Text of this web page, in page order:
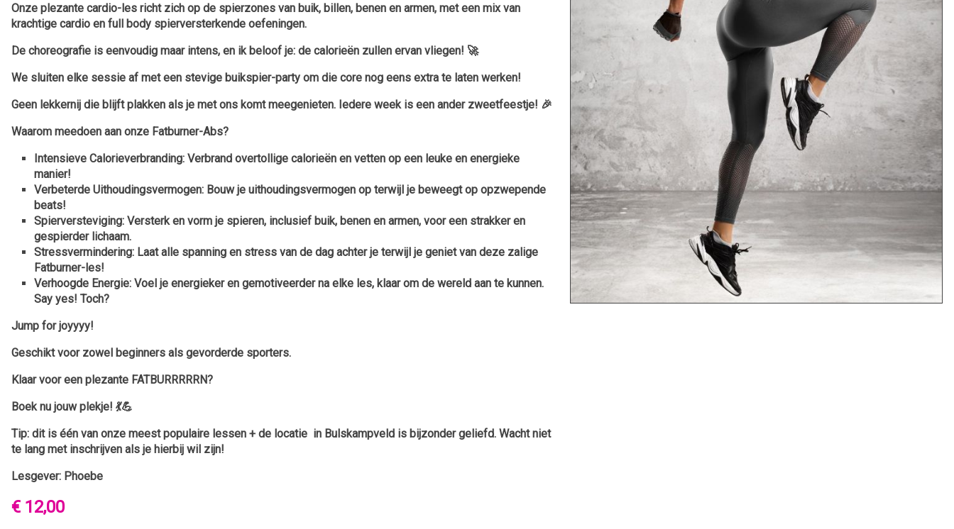
Onze plezante cardio-les richt zich op de spierzones van buik, billen, benen en armen, met een mix van
krachtige cardio en full body spierversterkende oefeningen.
De choreografie is eenvoudig maar intens, en ik beloof je: de calorieën zullen ervan vliegen! 🚀
We sluiten elke sessie af met een stevige buikspier-party om die core nog eens extra te laten werken!
Geen lekkernij die blijft plakken als je met ons komt meegenieten. Iedere week is een ander zweetfeestje! 🎉
Waarom meedoen aan onze Fatburner-Abs?
Intensieve Calorieverbranding: Verbrand overtollige calorieën en vetten op een leuke en energieke
manier!
Verbeterde Uithoudingsvermogen: Bouw je uithoudingsvermogen op terwijl je beweegt op opzwepende
beats!
Spierversteviging: Versterk en vorm je spieren, inclusief buik, benen en armen, voor een strakker en
gespierder lichaam.
Stressvermindering: Laat alle spanning en stress van de dag achter je terwijl je geniet van deze zalige
Fatburner-les!
Verhoogde Energie: Voel je energieker en gemotiveerder na elke les, klaar om de wereld aan te kunnen.
Say yes! Toch?
Jump for joyyyy!
Geschikt voor zowel beginners als gevorderde sporters.
Klaar voor een plezante FATBURRRRRN?
Boek nu jouw plekje! 💃💪
Tip: dit is één van onze meest populaire lessen + de locatie in Bulskampveld is bijzonder geliefd. Wacht niet
te lang met inschrijven als je hierbij wil zijn!
Lesgever: Phoebe
€ 12,00